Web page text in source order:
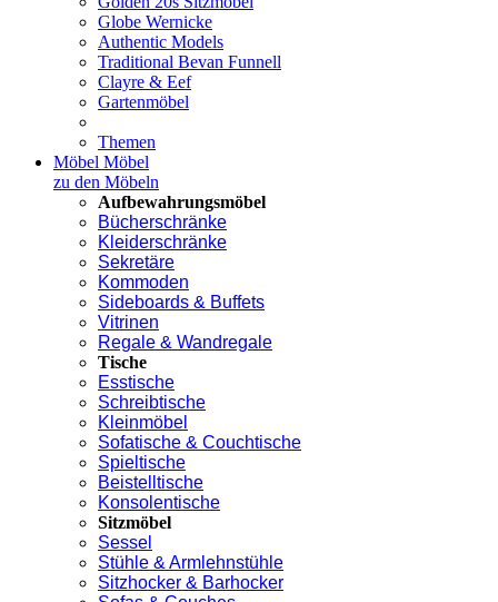
Globe Wernicke
Authentic Models
Traditional Bevan Funnell
Clayre & Eef
Gartenmöbel
Themen
Möbel Möbel
zu den Möbeln
Aufbewahrungsmöbel
Bücherschränke
Kleiderschränke
Sekretäre
Kommoden
Sideboards & Buffets
Vitrinen
Regale & Wandregale
Tische
Esstische
Schreibtische
Kleinmöbel
Sofatische & Couchtische
Spieltische
Beistelltische
Konsolentische
Sitzmöbel
Sessel
Stühle & Armlehnstühle
Sitzhocker & Barhocker